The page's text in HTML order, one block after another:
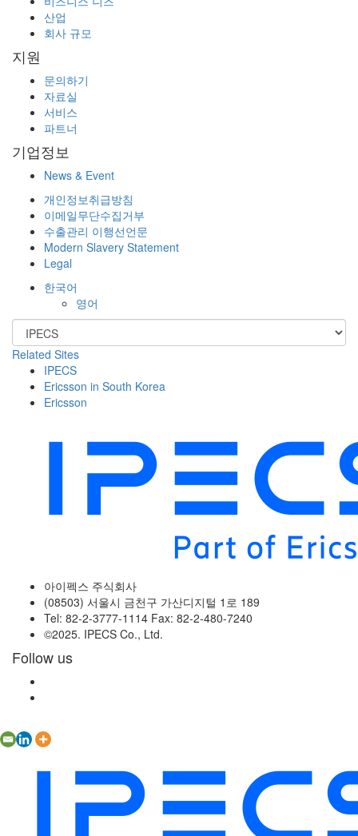
산업
회사 규모
지원
문의하기
자료실
서비스
파트너
기업정보
News & Event
개인정보취급방침
이메일무단수집거부
수출관리 이행선언문
Modern Slavery Statement
Legal
한국어
영어
Related Sites
IPECS
Ericsson in South Korea
Ericsson
아이펙스 주식회사
(08503) 서울시 금천구 가산디지털 1로 189
Tel: 82-2-3777-1114 Fax: 82-2-480-7240
©2025. IPECS Co., Ltd.
Follow us